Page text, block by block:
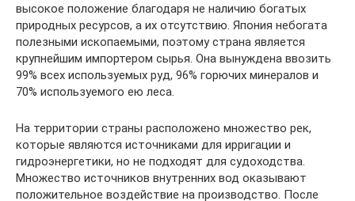
высокое положение благодаря не наличию богатых
природных ресурсов, а их отсутствию. Япония небогата
полезными ископаемыми, поэтому страна является
крупнейшим импортером сырья. Она вынуждена ввозить
99% всех используемых руд, 96% горючих минералов и
70% используемого ею леса.
На территории страны расположено множество рек,
которые являются источниками для ирригации и
гидроэнергетики, но не подходят для судоходства.
Множество источников внутренних вод оказывают
положительное воздействие на производство. После